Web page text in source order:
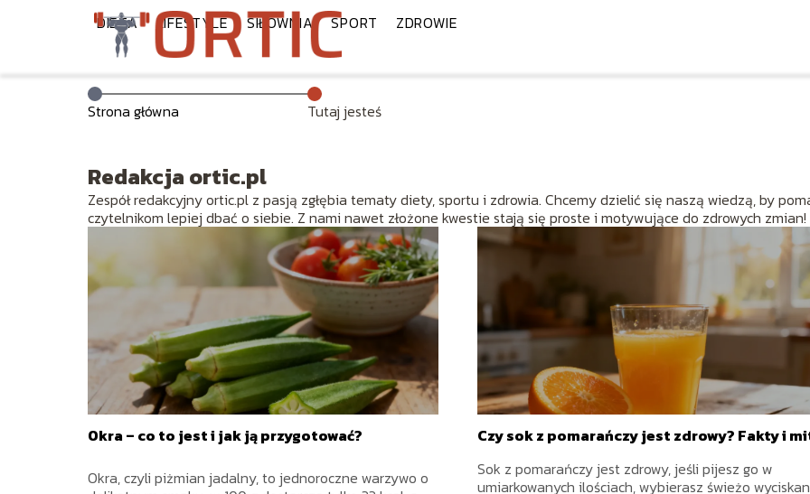
DIETA LIFESTYLE SIŁOWNIA SPORT ZDROWIE
Strona główna Tutaj jesteś
Redakcja ortic.pl
Zespół redakcyjny ortic.pl z pasją zgłębia tematy diety, sportu i zdrowia. Chcemy dzielić się naszą wiedzą, by
czytelnikom lepiej dbać o siebie. Z nami nawet złożone kwestie stają się proste i motywujące do zdrowych zmian!
Okra – co to jest i jak ją przygotować?
Okra, czyli piżmian jadalny, to jednoroczne warzywo o
Czy sok z pomarańczy jest zdrowy? Fakty i
Sok z pomarańczy jest zdrowy, jeśli pijesz go w
umiarkowanych ilościach, wybierasz świeżo